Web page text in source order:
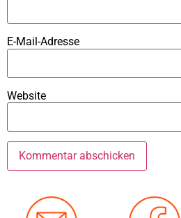
E-Mail-Adresse
Website